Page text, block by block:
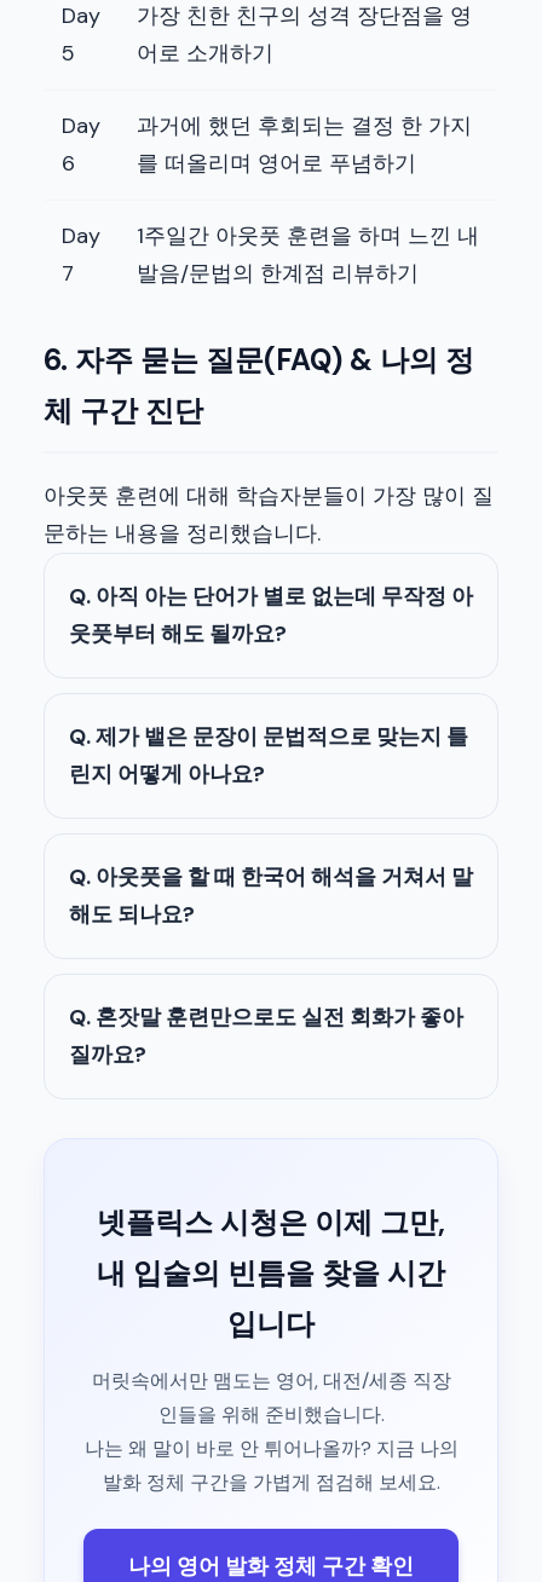
Day
5
가장 친한 친구의 성격 장단점을 영
어로 소개하기
Day
6
과거에 했던 후회되는 결정 한 가지
를 떠올리며 영어로 푸념하기
Day
7
1주일간 아웃풋 훈련을 하며 느낀 내
발음/문법의 한계점 리뷰하기
6. 자주 묻는 질문(FAQ) & 나의 정
체 구간 진단
아웃풋 훈련에 대해 학습자분들이 가장 많이 질
문하는 내용을 정리했습니다.
Q. 아직 아는 단어가 별로 없는데 무작정 아
웃풋부터 해도 될까요?
Q. 제가 뱉은 문장이 문법적으로 맞는지 틀
린지 어떻게 아나요?
Q. 아웃풋을 할 때 한국어 해석을 거쳐서 말
해도 되나요?
Q. 혼잣말 훈련만으로도 실전 회화가 좋아
질까요?
넷플릭스 시청은 이제 그만,
내 입술의 빈틈을 찾을 시간
입니다
머릿속에서만 맴도는 영어, 대전/세종 직장
인들을 위해 준비했습니다.
나는 왜 말이 바로 안 튀어나올까? 지금 나의
발화 정체 구간을 가볍게 점검해 보세요.
나의 영어 발화 정체 구간 확인